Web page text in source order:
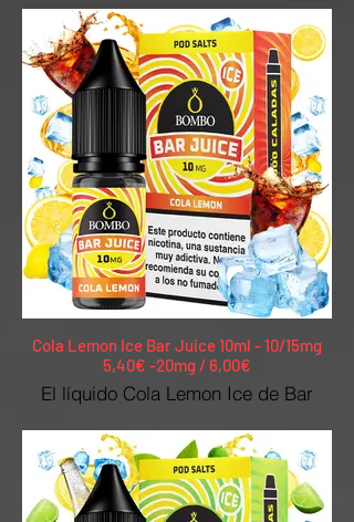
e-liquid de sandía más intenso
jamás logrado. Una explosión de
sabor sin precedentes y altamente
refrescante.
10mg y 20mg
Cola Lemon Ice Bar Juice 10ml - 10/15mg
5,40€ -20mg / 6,00€
El líquido Cola Lemon Ice de Bar
clásica bebida de cola, con un toque
de limón y hielo. Sabor intenso y
refrescante.
10mg y 20mg